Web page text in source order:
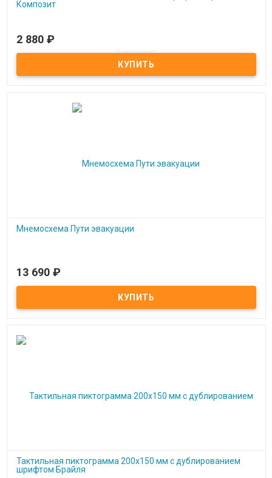
Композит
Под заказ
Комплексная тактильная табличка с шрифтом Брайля Композит
2 880 ₽
Мнемосхема Пути эвакуации
Под заказ
Мнемосхема Пути эвакуации
13 690 ₽
Тактильная пиктограмма 200x150 мм с дублированием
шрифтом Брайля